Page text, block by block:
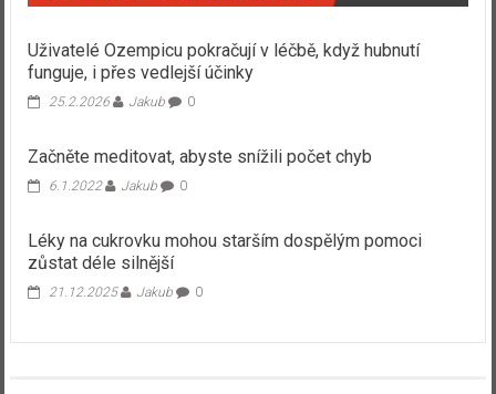
Uživatelé Ozempicu pokračují v léčbě, když hubnutí
funguje, i přes vedlejší účinky
25.2.2026 Jakub 0
Začněte meditovat, abyste snížili počet chyb
6.1.2022 Jakub 0
Léky na cukrovku mohou starším dospělým pomoci
zůstat déle silnější
21.12.2025 Jakub 0